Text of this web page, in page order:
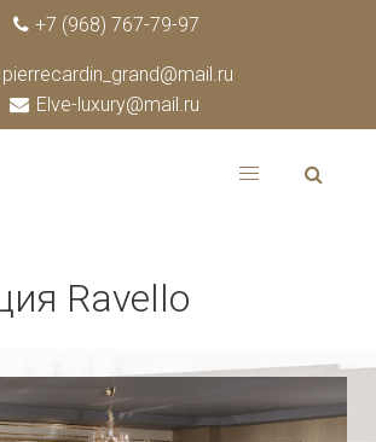
+7 (968) 767-79-97
pierrecardin_grand@mail.ru
Elve-luxury@mail.ru
Ravello